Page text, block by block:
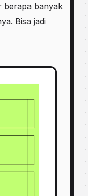
berapa banyak
Bisa jadi